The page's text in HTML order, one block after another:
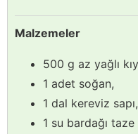
Malzemeler
500 g az yağlı
1 adet soğan,
1 dal kereviz sapı,
1 su bardağı